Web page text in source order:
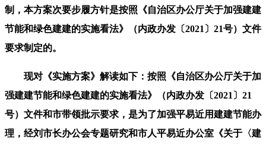
制，本方案次要步履方针是按照《自治区办公厅关于加强建建
节能和绿色建建的实施看法》（内政办发〔2021〕21号）文件
要求制定的。
现对《实施方案》解读如下：按照《自治区办公厅关于加
强建建节能和绿色建建的实施看法》（内政办发〔2021〕21
号）文件和市带领批示要求，是为了加强平易近用建建节能办
理，经刘市长办公会专题研究和市人平易近办公室《关于〈建